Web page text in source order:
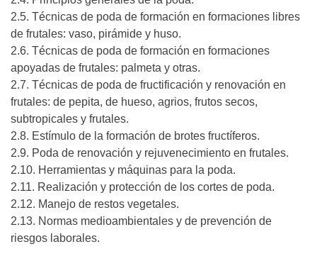
2.5. Técnicas de poda de formación en formaciones libres
de frutales: vaso, pirámide y huso.
2.6. Técnicas de poda de formación en formaciones
apoyadas de frutales: palmeta y otras.
2.7. Técnicas de poda de fructificación y renovación en
frutales: de pepita, de hueso, agrios, frutos secos,
subtropicales y frutales.
2.8. Estímulo de la formación de brotes fructíferos.
2.9. Poda de renovación y rejuvenecimiento en frutales.
2.10. Herramientas y máquinas para la poda.
2.11. Realización y protección de los cortes de poda.
2.12. Manejo de restos vegetales.
2.13. Normas medioambientales y de prevención de
riesgos laborales.